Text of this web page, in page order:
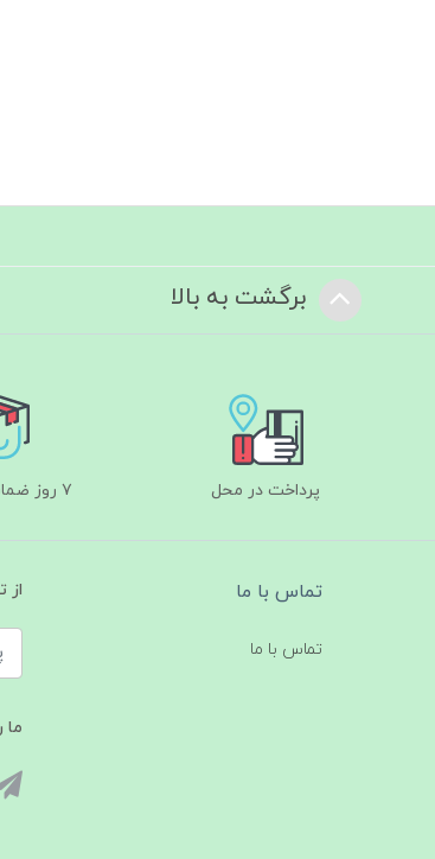
برگشت به بالا
پرداخت در محل ۷ روز ضمانت بازگشت
تماس با ما
تماس با ما
از
ما